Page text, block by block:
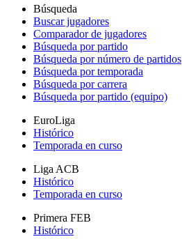
Búsqueda
Buscar jugadores
Comparador de jugadores
Búsqueda por partido
Búsqueda por número de partidos
Búsqueda por temporada
Búsqueda por carrera
Búsqueda por partido (equipo)
EuroLiga
Histórico
Temporada en curso
Liga ACB
Histórico
Temporada en curso
Primera FEB
Histórico